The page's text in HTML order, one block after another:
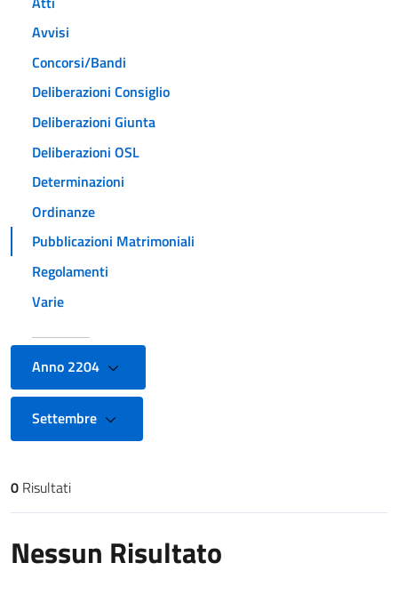
Avvisi
Concorsi/Bandi
Deliberazioni Consiglio
Deliberazioni Giunta
Deliberazioni OSL
Determinazioni
Ordinanze
Pubblicazioni Matrimoniali
Regolamenti
Varie
Anno 2204
Settembre
Risultati di ricerca
0 Risultati
Nessun Risultato